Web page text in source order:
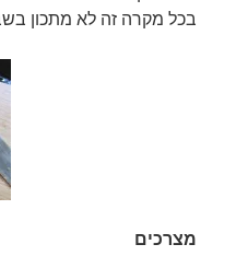
בכל מקרה זה לא מתכון
מצרכים